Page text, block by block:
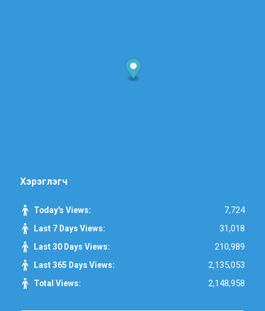
Хэрэглэгч
Today's Views: 7,724
Last 7 Days Views: 31,018
Last 30 Days Views: 210,989
Last 365 Days Views: 2,135,053
Total Views: 2,148,958